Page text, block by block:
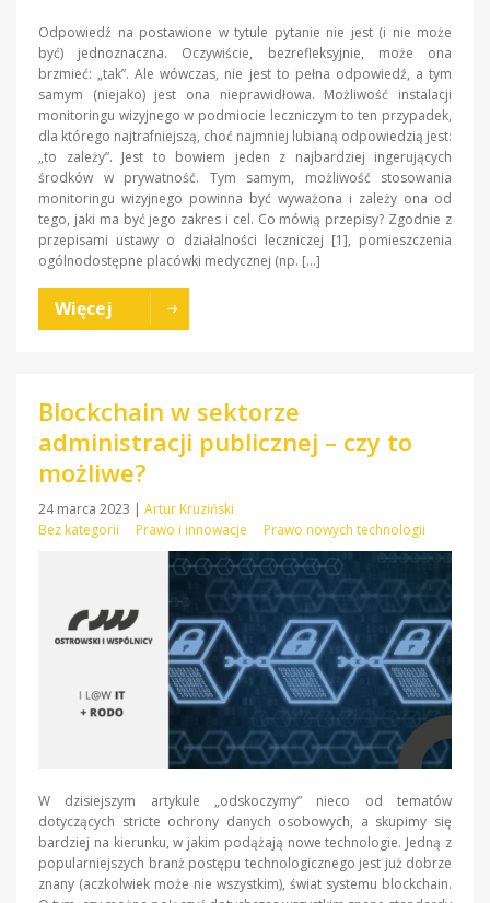
Odpowiedź na postawione w tytule pytanie nie jest (i nie może
być) jednoznaczna. Oczywiście, bezrefleksyjnie, może ona
brzmieć: „tak”. Ale wówczas, nie jest to pełna odpowiedź, a tym
samym (niejako) jest ona nieprawidłowa. Możliwość instalacji
monitoringu wizyjnego w podmiocie leczniczym to ten przypadek,
dla którego najtrafniejszą, choć najmniej lubianą odpowiedzią jest:
„to zależy”. Jest to bowiem jeden z najbardziej ingerujących
środków w prywatność. Tym samym, możliwość stosowania
monitoringu wizyjnego powinna być wyważona i zależy ona od
tego, jaki ma być jego zakres i cel. Co mówią przepisy? Zgodnie z
przepisami ustawy o działalności leczniczej [1], pomieszczenia
ogólnodostępne placówki medycznej (np. […]
Więcej
Blockchain w sektorze
administracji publicznej – czy to
możliwe?
24 marca 2023 | Artur Kruziński
Bez kategorii
Prawo i innowacje Prawo nowych technologii
W dzisiejszym artykule „odskoczymy” nieco od tematów
dotyczących stricte ochrony danych osobowych, a skupimy się
bardziej na kierunku, w jakim podążają nowe technologie. Jedną z
popularniejszych branż postępu technologicznego jest już dobrze
znany (aczkolwiek może nie wszystkim), świat systemu blockchain.